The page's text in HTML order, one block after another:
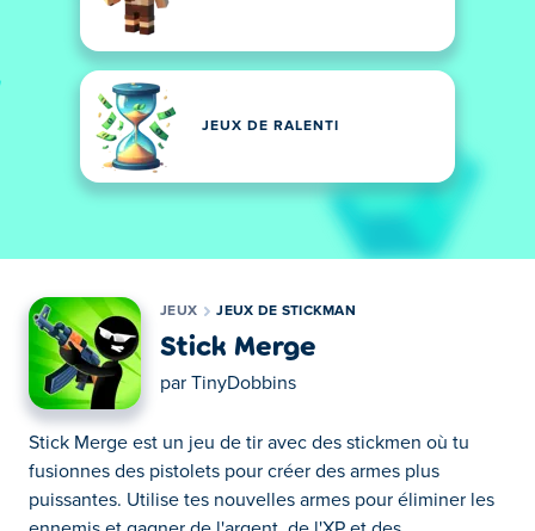
JEUX DE RALENTI
JEUX JEUX DE STICKMAN
Stick Merge
par TinyDobbins
Stick Merge est un jeu de tir avec des stickmen où tu
fusionnes des pistolets pour créer des armes plus
puissantes. Utilise tes nouvelles armes pour éliminer les